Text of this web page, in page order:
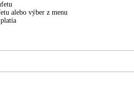
alebo výber z menu